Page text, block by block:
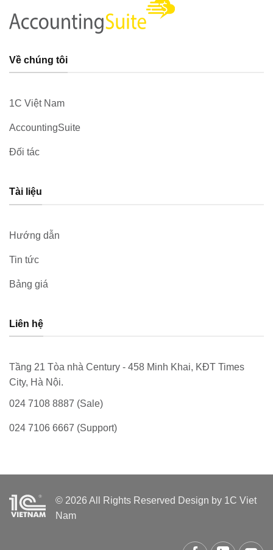
Về chúng tôi
1C Việt Nam
AccountingSuite
Đối tác
Tài liệu
Hướng dẫn
Tin tức
Bảng giá
Liên hệ
Tầng 21 Tòa nhà Century - 458 Minh Khai, KĐT Times
City, Hà Nội.
024 7108 8887 (Sale)
024 7106 6667 (Support)
© 2026 All Rights Reserved Design by 1C Viet
Nam